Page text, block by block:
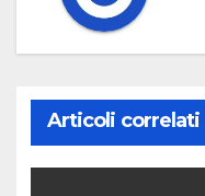
Articoli correlati